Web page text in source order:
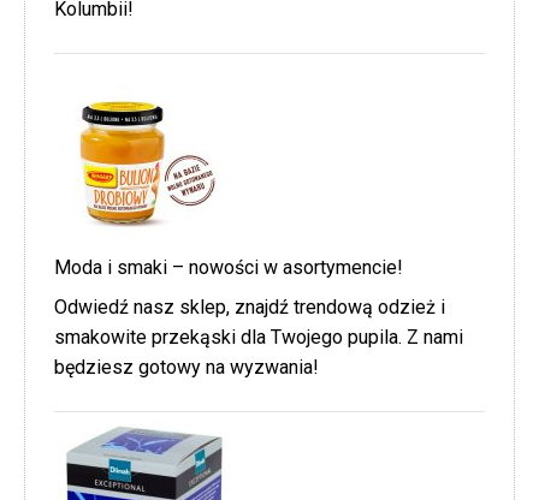
Kolumbii!
Moda i smaki – nowości w asortymencie!
Odwiedź nasz sklep, znajdź trendową odzież i
smakowite przekąski dla Twojego pupila. Z nami
będziesz gotowy na wyzwania!